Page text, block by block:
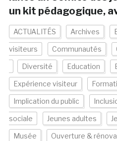
un kit pédagogique,
ACTUALITÉS Archives
visiteurs Communautés
Diversité Education
Expérience visiteur
Implication du public
sociale Jeunes adultes
Musée Ouverture &